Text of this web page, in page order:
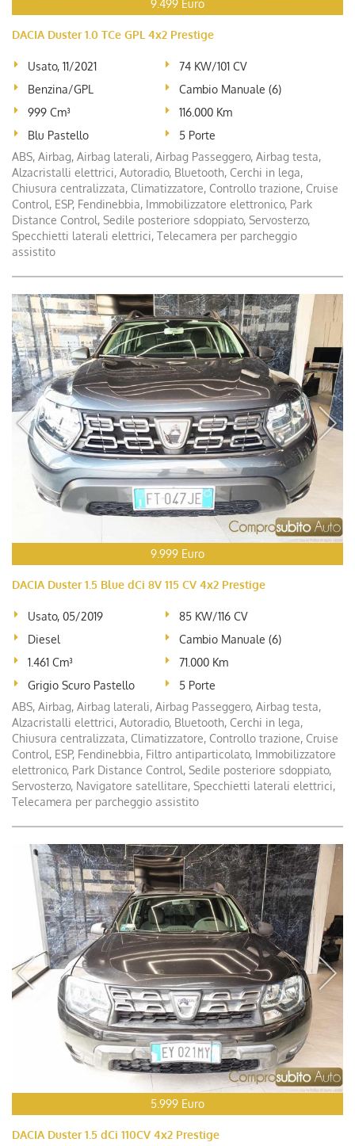
9.499 Euro
DACIA Duster 1.0 TCe GPL 4x2 Prestige
Usato, 11/2021
74 KW/101 CV
Benzina/GPL
Cambio Manuale (6)
999 Cm³
116.000 Km
Blu Pastello
5 Porte
ABS, Airbag, Airbag laterali, Airbag Passeggero, Airbag testa,
Alzacristalli elettrici, Autoradio, Bluetooth, Cerchi in lega,
Chiusura centralizzata, Climatizzatore, Controllo trazione, Cruise
Control, ESP, Fendinebbia, Immobilizzatore elettronico, Park
Distance Control, Sedile posteriore sdoppiato, Servosterzo,
Specchietti laterali elettrici, Telecamera per parcheggio
assistito
9.999 Euro
DACIA Duster 1.5 Blue dCi 8V 115 CV 4x2 Prestige
Usato, 05/2019
85 KW/116 CV
Diesel
Cambio Manuale (6)
1.461 Cm³
71.000 Km
Grigio Scuro Pastello
5 Porte
ABS, Airbag, Airbag laterali, Airbag Passeggero, Airbag testa,
Alzacristalli elettrici, Autoradio, Bluetooth, Cerchi in lega,
Chiusura centralizzata, Climatizzatore, Controllo trazione, Cruise
Control, ESP, Fendinebbia, Filtro antiparticolato, Immobilizzatore
elettronico, Park Distance Control, Sedile posteriore sdoppiato,
Servosterzo, Navigatore satellitare, Specchietti laterali elettrici,
Telecamera per parcheggio assistito
5.999 Euro
DACIA Duster 1.5 dCi 110CV 4x2 Prestige